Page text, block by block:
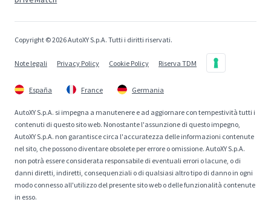
Copyright © 2026 AutoXY S.p.A. Tutti i diritti riservati.
Note legali Privacy Policy Cookie Policy Riserva TDM
España France Germania
AutoXY S.p.A. si impegna a manutenere e ad aggiornare con tempestività tutti i
contenuti di questo sito web. Nonostante l'assunzione di questo impegno,
AutoXY S.p.A. non garantisce circa l'accuratezza delle informazioni contenute
nel sito, che possono diventare obsolete per errore o omissione. AutoXY S.p.A.
non potrà essere considerata responsabile di eventuali errori o lacune, o di
danni diretti, indiretti, consequenziali o di qualsiasi altro tipo di danno in ogni
modo connesso all'utilizzo del presente sito web o delle funzionalità contenute
in esso.